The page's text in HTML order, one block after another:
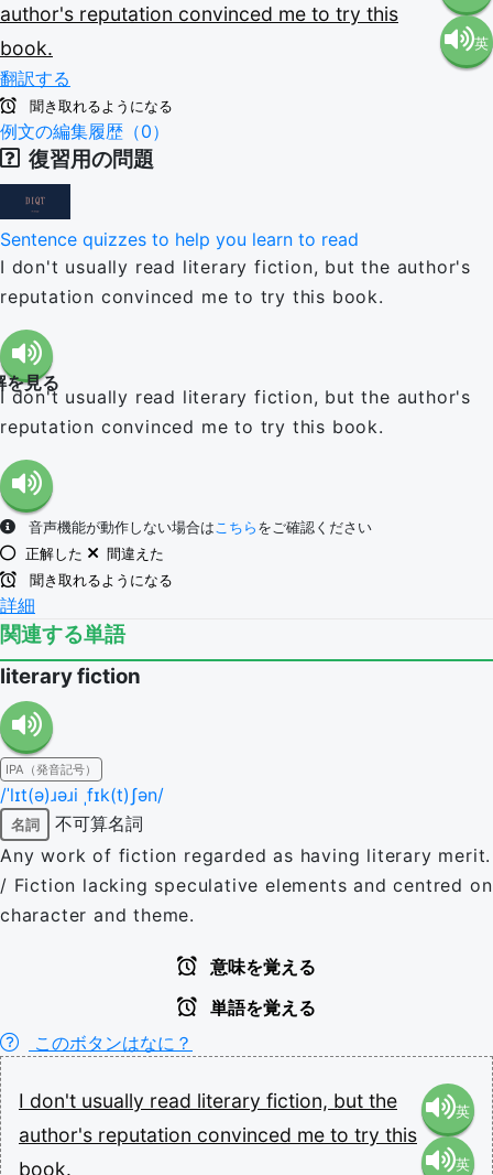
author's reputation convinced me to try this
book.
翻訳する
語（米
英
(en-GB)
聞き取れるようになる
例文の編集履歴（0）
復習用の問題
Sentence quizzes to help you learn to read
I don't usually read literary fiction, but the author's
reputation convinced me to try this book.
を見る
I don't usually read literary fiction, but the author's
reputation convinced me to try this book.
音声機能が動作しない場合はこちら をご確認ください
正解した
間違えた
聞き取れるようになる
詳細
関連する単語
literary fiction
IPA（発音記号）
/ˈlɪt(ə)ɹəɹi ˌfɪk(t)ʃən/
名詞
不可算名詞
Any work of fiction regarded as having literary merit.
/ Fiction lacking speculative elements and centred on
character and theme.
意味を覚える
単語を覚える
このボタンはなに？
I don't usually read literary fiction, but the
author's reputation convinced me to try this
book.
英
語（米
英